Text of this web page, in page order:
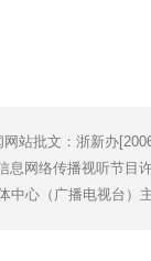
站批文：浙新办
息网络传播视听节目
心（广播电视台）